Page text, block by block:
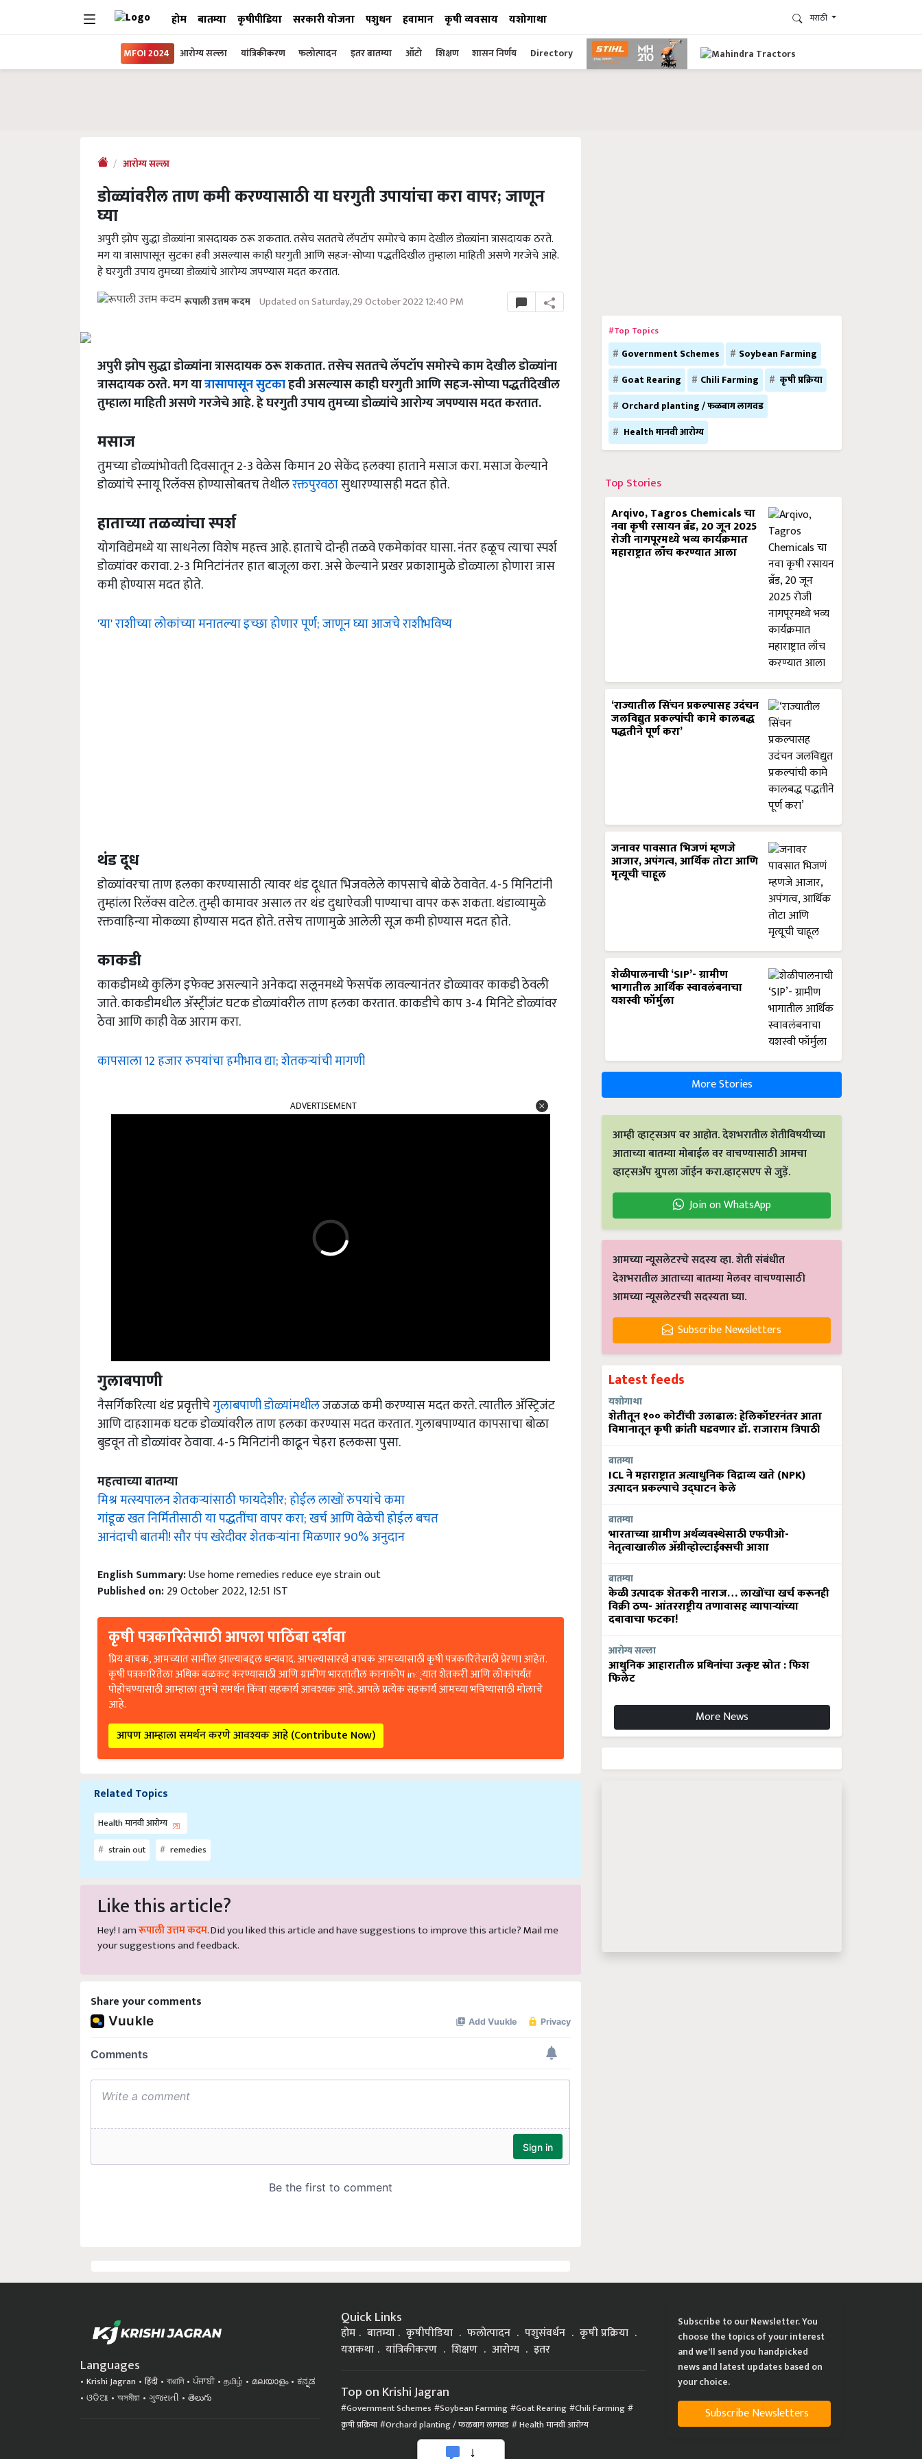
होम बातम्या कृषीपीडिया सरकारी योजना पशुधन हवामान कृषी व्यवसाय यशोगाथा मराठी
MFOI 2024 आरोग्य सल्ला यांत्रिकीकरण फलोत्पादन इतर बातम्या ऑटो शिक्षण शासन निर्णय Directory
आरोग्य सल्ला
डोळ्यांवरील ताण कमी करण्यासाठी या घरगुती उपायांचा करा वापर; जाणून
घ्या
अपुरी झोप सुद्धा डोळ्यांना त्रासदायक ठरू शकतात. तसेच सततचे लॅपटॉप समोरचे काम देखील डोळ्यांना त्रासदायक ठरते.
मग या त्रासापासून सुटका हवी असल्यास काही घरगुती आणि सहज-सोप्या पद्धतींदेखील तुम्हाला माहिती असणे गरजेचे आहे.
हे घरगुती उपाय तुमच्या डोळ्यांचे आरोग्य जपण्यास मदत करतात.
रूपाली उत्तम कदम Updated on Saturday, 29 October 2022 12:40 PM
अपुरी झोप सुद्धा डोळ्यांना त्रासदायक ठरू शकतात. तसेच सततचे लॅपटॉप समोरचे काम देखील डोळ्यांना
त्रासदायक ठरते. मग यात्रासापासून सुटकाहवी असल्यास काही घरगुती आणि सहज-सोप्या पद्धतींदेखील
तुम्हाला माहिती असणे गरजेचे आहे. हे घरगुती उपाय तुमच्या डोळ्यांचे आरोग्य जपण्यास मदत करतात.
मसाज
तुमच्या डोळ्यांभोवती दिवसातून 2-3 वेळेस किमान 20 सेकेंद हलक्या हाताने मसाज करा. मसाज केल्याने
डोळ्यांचे स्नायू रिलॅक्स होण्यासोबतच तेथीलरक्तपुरवठासुधारण्यासही मदत होते.
हाताच्या तळव्यांचा स्पर्श
योगविद्येमध्ये या साधनेला विशेष महत्त्व आहे. हाताचे दोन्ही तळवे एकमेकांवर घासा. नंतर हळूच त्याचा स्पर्श
डोळ्यांवर करावा. 2-3 मिनिटांनंतर हात बाजूला करा. असे केल्याने प्रखर प्रकाशामुळे डोळ्याला होणारा त्रास
कमी होण्यास मदत होते.
'या' राशीच्या लोकांच्या मनातल्या इच्छा होणार पूर्ण; जाणून घ्या आजचे राशीभविष्य
थंड दूध
डोळ्यांवरचा ताण हलका करण्यासाठी त्यावर थंड दूधात भिजवलेले कापसाचे बोळे ठेवावेत. 4-5 मिनिटांनी
तुम्हांला रिलॅक्स वाटेल. तुम्ही कामावर असाल तर थंड दुधाऐवजी पाण्याचा वापर करू शकता. थंडाव्यामुळे
रक्तवाहिन्या मोकळ्या होण्यास मदत होते. तसेच ताणामुळे आलेली सूज कमी होण्यास मदत होते.
काकडी
काकडीमध्ये कुलिंग इफेक्ट असल्याने अनेकदा सलूनमध्ये फेसपॅक लावल्यानंतर डोळ्यावर काकडी ठेवली
जाते. काकडीमधील अ‍ॅस्ट्रींजंट घटक डोळ्यांवरील ताण हलका करतात. काकडीचे काप 3-4 मिनिटे डोळ्यांवर
ठेवा आणि काही वेळ आराम करा.
कापसाला 12 हजार रुपयांचा हमीभाव द्या; शेतकऱ्यांची मागणी
गुलाबपाणी
नैसर्गिकरित्या थंड प्रवृत्तीचेगुलाबपाणी डोळ्यांमधीलजळजळ कमी करण्यास मदत करते. त्यातील अ‍ॅस्ट्रिजंट
आणि दाहशामक घटक डोळ्यांवरील ताण हलका करण्यास मदत करतात. गुलाबपाण्यात कापसाचा बोळा
बुडवून तो डोळ्यांवर ठेवावा. 4-5 मिनिटांनी काढून चेहरा हलकसा पुसा.
महत्वाच्या बातम्या
मिश्र मत्स्यपालन शेतकऱ्यांसाठी फायदेशीर; होईल लाखों रुपयांचे कमा
गांडूळ खत निर्मितीसाठी या पद्धतींचा वापर करा; खर्च आणि वेळेची होईल बचत
आनंदाची बातमी! सौर पंप खरेदीवर शेतकऱ्यांना मिळणार 90% अनुदान
English Summary:Use home remedies reduce eye strain out
Published on: 29 October 2022, 12:51 IST
कृषी पत्रकारितेसाठी आपला पाठिंबा दर्शवा
प्रिय वाचक, आमच्यात सामील झाल्याबद्दल धन्यवाद. आपल्यासारखे वाचक आमच्यासाठी कृषी पत्रकारितेसाठी प्रेरणा आहेत.
कृषी पत्रकारितेला अधिक बळकट करण्यासाठी आणि ग्रामीण भारतातील कानाकोप in्यात शेतकरी आणि लोकांपर्यंत
पोहोचण्यासाठी आम्हाला तुमचे समर्थन किंवा सहकार्य आवश्यक आहे. आपले प्रत्येक सहकार्य आमच्या भविष्यासाठी मोलाचे
आहे.
आपण आम्हाला समर्थन करणे आवश्यक आहे (Contribute Now)
Related Topics
Health मानवी आरोग्य
strain out
remedies
Like this article?
Hey! I am रूपाली उत्तम कदम . Did you liked this article and have suggestions to improve this article? Mail
your suggestions and feedback.
Share your comments
#Top Topics
Government Schemes
Soybean Farming
Goat Rearing
Chili Farming
कृषी प्रक्रिया
Orchard planting / फळबाग लागवड
Health मानवी आरोग्य
Top Stories
Arqivo, Tagros Chemicals चा
नवा कृषी रसायन ब्रँड, 20 जून 2025
रोजी नागपूरमध्ये भव्य कार्यक्रमात
महाराष्ट्रात लाँच करण्यात आला
‘राज्यातील सिंचन प्रकल्पासह उदंचन
जलविद्युत प्रकल्पांची कामे कालबद्ध
पद्धतीने पूर्ण करा’
जनावर पावसात भिजणं म्हणजे
आजार, अपंगत्व, आर्थिक तोटा आणि
मृत्यूची चाहूल
शेळीपालनाची ‘SIP’- ग्रामीण
भागातील आर्थिक स्वावलंबनाचा
यशस्वी फॉर्मुला
More Stories
आम्ही व्हाट्सअप वर आहोत. देशभरातील शेतीविषयीच्या
आताच्या बातम्या मोबाईल वर वाचण्यासाठी आमचा
व्हाट्सअँप ग्रुपला जॉईन करा.व्हाट्सएप से जुड़ें.
Join on WhatsApp
आमच्या न्यूसलेटरचे सदस्य व्हा. शेती संबंधीत
देशभरातील आताच्या बातम्या मेलवर वाचण्यासाठी
आमच्या न्यूसलेटरची सदस्यता घ्या.
Subscribe Newsletters
Latest feeds
यशोगाथा
शेतीतून १०० कोटींची उलाढाल: हेलिकॉप्टरनंतर आता
विमानातून कृषी क्रांती घडवणार डॉ. राजाराम त्रिपाठी
बातम्या
ICL ने महाराष्ट्रात अत्याधुनिक विद्राव्य खते (NPK)
उत्पादन प्रकल्पाचे उद्घाटन केले
बातम्या
भारताच्या ग्रामीण अर्थव्यवस्थेसाठी एफपीओ-
नेतृत्वाखालील अ‍ॅग्रीव्होल्टाईक्सची आशा
बातम्या
केळी उत्पादक शेतकरी नाराज… लाखोंचा खर्च करूनही
विक्री ठप्प- आंतरराष्ट्रीय तणावासह व्यापाऱ्यांच्या
दबावाचा फटका!
आरोग्य सल्ला
आधुनिक आहारातील प्रथिनांचा उत्कृष्ट स्रोत : फिश
फिलेट
More News
Languages
Krishi Jagran हिंदी বাঙালি ਪੰਜਾਬੀ தமிழ்
ಕನ್ನಡ
ଓଡିଆ
অসমীয়া ગુજરાતી తెలుగు
Quick Links
होम बातम्या कृषीपीडिया फलोत्पादन पशुसंवर्धन
कृषी प्रक्रिया
यशकथा
यांत्रिकीकरण शिक्षण आरोग्य इतर
Top on Krishi Jagran
Government Schemes Soybean Farming Goat Rearing
Chili Farming
कृषी प्रक्रिया
Orchard planting / फळबाग लागवड Health मानवी आरोग्य
Subscribe to our Newsletter. You
choose the topics of your interest
and we'll send you handpicked
news and latest updates based on
your choice.
Subscribe Newsletters